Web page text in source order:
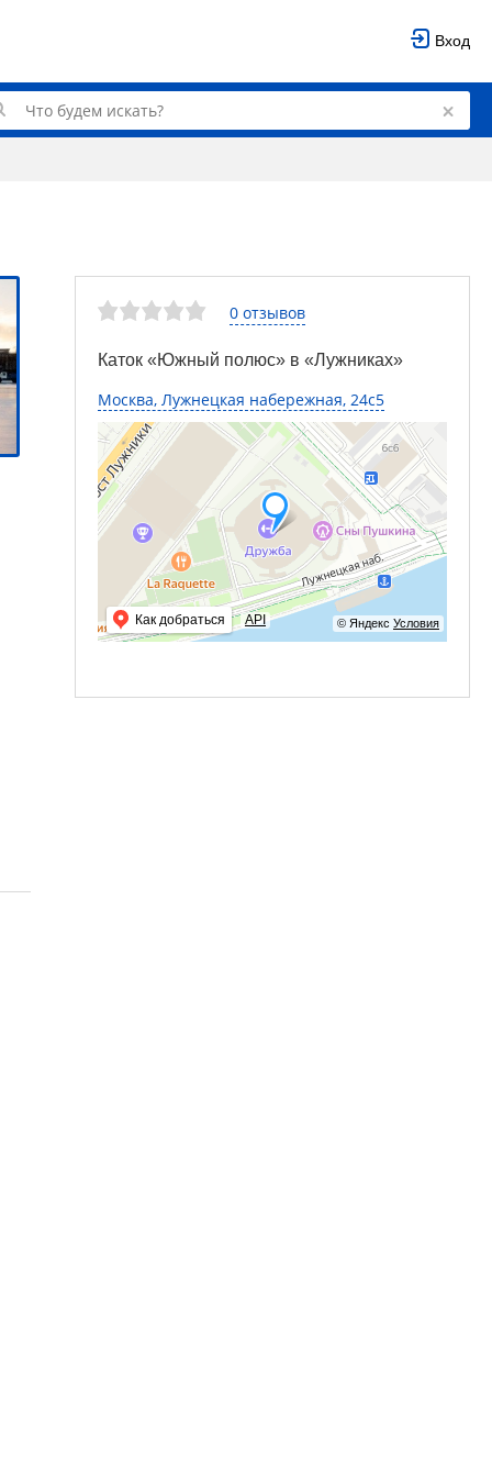
Вход
0 отзывов
Каток «Южный полюс» в «Лужниках»
Москва, Лужнецкая набережная, 24с5
© Яндекс Условия
Как добраться API